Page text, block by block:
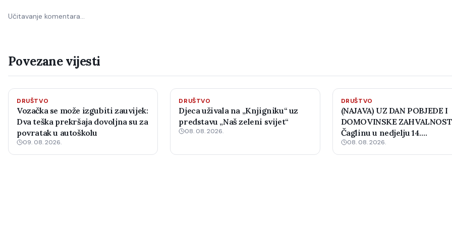
Učitavanje komentara…
Povezane vijesti
DRUŠTVO
Vozačka se može izgubiti zauvijek:
Dva teška prekršaja dovoljna su za
povratak u autoškolu
09. 08. 2026.
DRUŠTVO
Djeca uživala na „Knjigniku“ uz
predstavu „Naš zeleni svijet“
08. 08. 2026.
DRUŠTVO
(NAJAVA) UZ DAN POBJEDE I
DOMOVINSKE
Čaglinu u nedjelju 14.
međunarodni šahovski turnir
08. 08. 2026.